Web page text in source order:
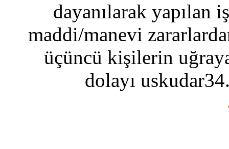
dayanılarak yapılan
maddi/manevi
üçüncü kişilerin
dolayı